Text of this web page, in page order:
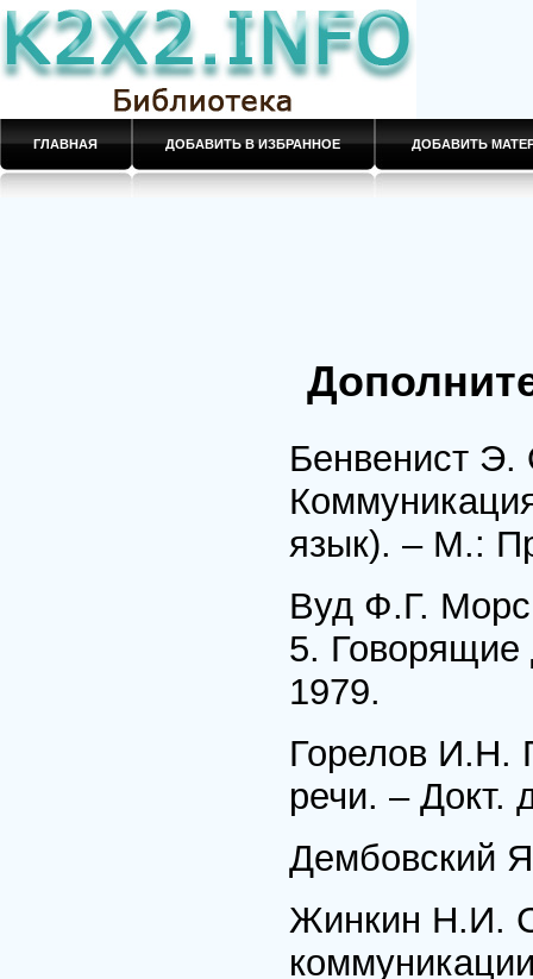
ГЛАВНАЯ ДОБАВИТЬ В ИЗБРАННОЕ ДОБАВИТЬ
Бенвенист Э.
язык). – М.:
Вуд Ф.Г.
5. Говорящие
1979.
Горелов И.Н.
речи. – Докт.
Дембовский
Жинкин Н.И.